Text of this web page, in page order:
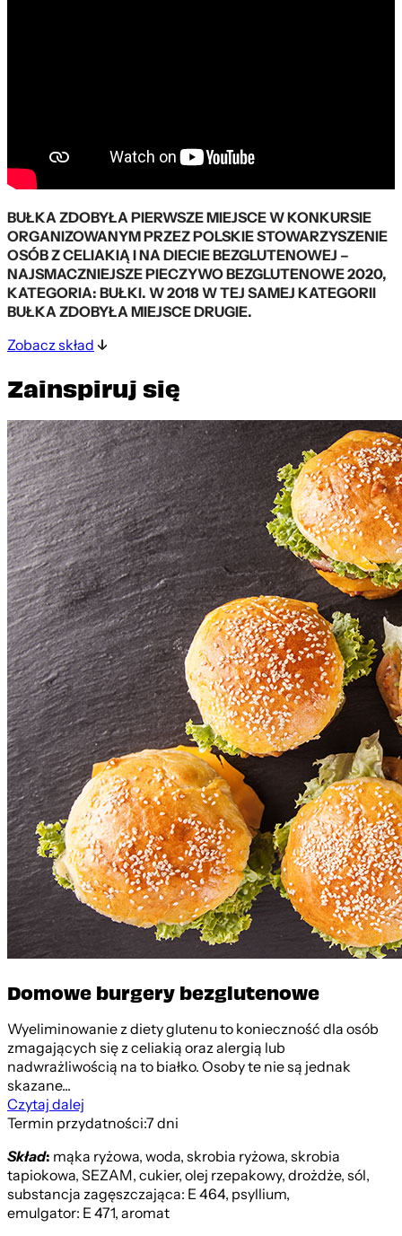
BUŁKA ZDOBYŁA PIERWSZE MIEJSCE W KONKURSIE
ORGANIZOWANYM PRZEZ POLSKIE STOWARZYSZENIE
OSÓB Z CELIAKIĄ I NA DIECIE BEZGLUTENOWEJ –
NAJSMACZNIEJSZE PIECZYWO BEZGLUTENOWE 2020,
KATEGORIA: BUŁKI. W 2018 W TEJ SAMEJ KATEGORII
BUŁKA ZDOBYŁA MIEJSCE DRUGIE.
Zobacz skład
Zainspiruj się
Domowe burgery bezglutenowe
Wyeliminowanie z diety glutenu to konieczność dla osób
zmagających się z celiakią oraz alergią lub
nadwrażliwością na to białko. Osoby te nie są jednak
skazane...
Czytaj dalej
Termin przydatności:7 dni
Skład: mąka ryżowa, woda, skrobia ryżowa, skrobia
tapiokowa, SEZAM, cukier, olej rzepakowy, drożdże, sól,
substancja zagęszczająca: E 464, psyllium,
emulgator: E 471, aromat